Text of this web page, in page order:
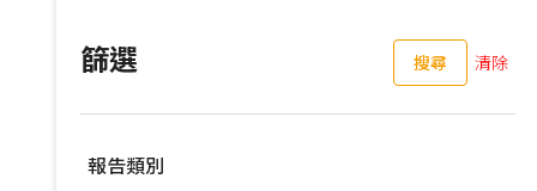
篩選 搜尋 清除
報告類別